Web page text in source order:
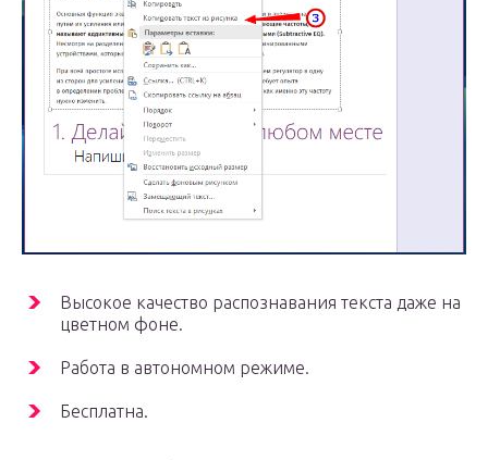
Высокое качество распознавания текста даже на
цветном фоне.
Работа в автономном режиме.
Бесплатна.